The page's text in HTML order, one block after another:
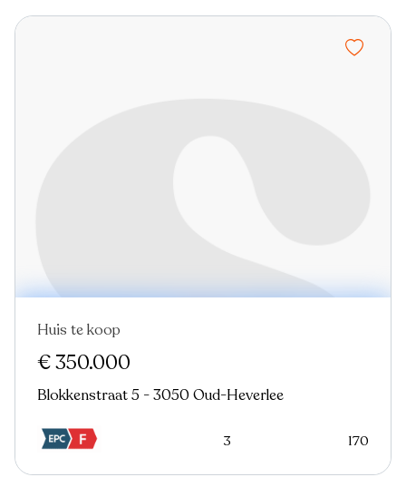
Huis te koop
€ 350.000
Blokkenstraat 5 - 3050 Oud-Heverlee
3 170